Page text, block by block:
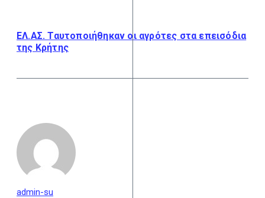
ΕΛ.ΑΣ. Ταυτοποιήθηκαν οι αγρότες στα επεισόδια
της Κρήτης
admin-su